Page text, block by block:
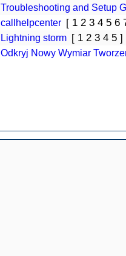
Troubleshooting and Setup
callhelpcenter [ 1 2 3 4 5 6
Lightning storm [ 1 2 3 4 5 ]
Odkryj Nowy Wymiar